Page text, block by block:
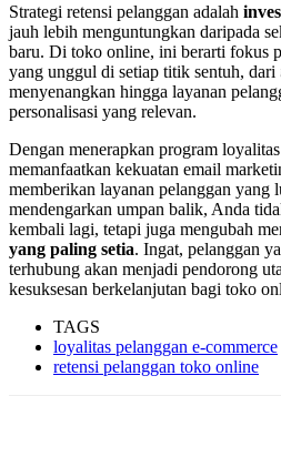
Strategi retensi pelanggan adalah
jauh lebih menguntungkan daripada
baru. Di toko online, ini berarti fokus
yang unggul di setiap titik sentuh, dari
menyenangkan hingga layanan
personalisasi yang relevan.
Dengan menerapkan program
memanfaatkan kekuatan email
memberikan layanan pelanggan yang
mendengarkan umpan balik, Anda
kembali lagi, tetapi juga mengubah
yang paling setia. Ingat, pelanggan
terhubung akan menjadi pendorong
kesuksesan berkelanjutan bagi toko
TAGS
loyalitas pelanggan e-commerce
retensi pelanggan toko online